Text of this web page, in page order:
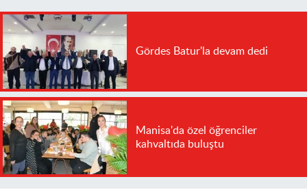
Gördes Batur'la devam dedi
Manisa'da özel öğrenciler
kahvaltıda buluştu